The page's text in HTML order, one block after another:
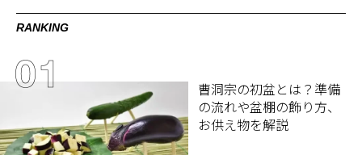
RANKING
曹洞宗の初盆とは？準備
の流れや盆棚の飾り方、
お供え物を解説